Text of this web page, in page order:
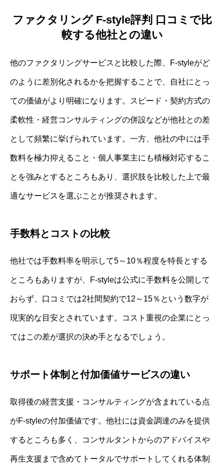
ファクタリング F-style評判 口コミで比
較する他社との違い
他のファクタリングサービスと比較した際、F-styleがど
のように差別化されるかを把握することで、自社にとっ
ての価値がより明確になります。スピード・契約方式の
柔軟性・経営コンサルティングの併設などが他社との差
として頻繁に挙げられています。一方、他社の中には手
数料を極力抑えること・個人事業主にも積極対応するこ
とを強みとするところもあり、選択肢を比較した上で最
適なサービスを選ぶことが推奨されます。
手数料とコストの比較
他社では手数料率を明示して5～10％程度を特長とする
ところもありますが、F-styleは公式に手数料を公開して
おらず、口コミでは2社間契約で12～15％という数字が
現実的な目安とされています。コスト重視の企業にとっ
てはこの差が選択の決め手となるでしょう。
サポート体制と付加価値サービスの違い
取得後の経営支援・コンサルティングが含まれている点
がF-styleの付加価値です。他社には資金調達のみを提供
するところも多く、コンサルタントからのアドバイスや
再生支援まで含めてトータルでサポートしてくれる体制